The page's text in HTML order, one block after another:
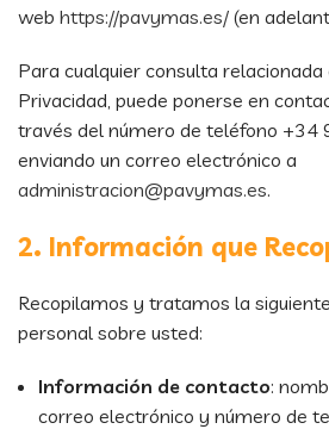
web https://pavymas.es/ (en
Para cualquier consulta
Privacidad, puede ponerse en
través del número de teléfono +34
enviando un correo electrónico a
administracion@pavymas.es.
2. Información que
Recopilamos y tratamos la
personal sobre usted:
Información de contacto:
correo electrónico y número de